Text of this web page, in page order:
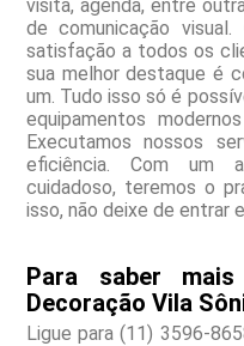
visita, agenda, entre
de comunicação
satisfação a todos os
sua melhor destaque é
um. Tudo isso só é
equipamentos
Executamos nossos
eficiência. Com um
cuidadoso, teremos o
isso, não deixe de entrar
Para saber
Decoração Vila
Ligue para(11) 3596-